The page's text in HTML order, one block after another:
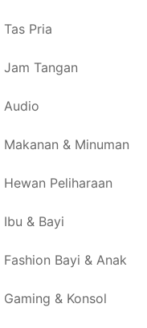
Tas Pria
Jam Tangan
Audio
Makanan & Minuman
Hewan Peliharaan
Ibu & Bayi
Fashion Bayi & Anak
Gaming & Konsol